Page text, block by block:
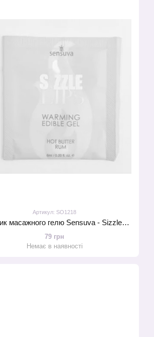
Артикул: SO1218
Пробник масажного гелю Sensuva - Sizzle Lips Butter Rum (6 мл)
79 грн
Немає в наявності